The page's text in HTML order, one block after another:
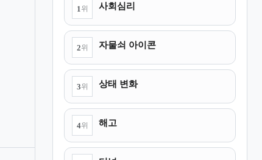
1 위 사회심리
2위 자물쇠 아이콘
3위 상태 변화
4위 해고